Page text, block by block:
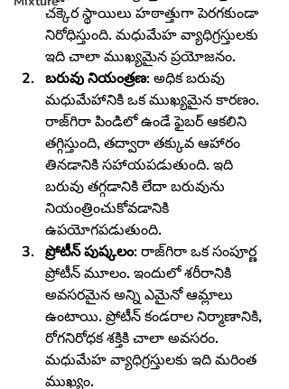
చక్కెర స్థాయిలు హఠాత్తుగా పెరగకుండా
నిరోధిస్తుంది. మధుమేహ వ్యాధిగ్రస్తులకు
ఇది చాలా ముఖ్యమైన ప్రయోజనం.
బరువు నియంత్రణ: అధిక బరువు
మధుమేహానికి ఒక ముఖ్యమైన కారణం.
రాజ్‌గిరా పిండిలో ఉండే ఫైబర్ ఆకలిని
తగ్గిస్తుంది, తద్వారా తక్కువ ఆహారం
తినడానికి సహాయపడుతుంది. ఇది
బరువు తగ్గడానికి లేదా బరువును
నియంత్రించుకోవడానికి
ఉపయోగపడుతుంది.
ప్రోటీన్ పుష్కలం: రాజ్‌గిరా ఒక సంపూర్ణ
ప్రోటీన్ మూలం. ఇందులో శరీరానికి
అవసరమైన అన్ని ఎమైనో ఆమ్లాలు
ఉంటాయి. ప్రోటీన్ కండరాల నిర్మాణానికి,
రోగనిరోధక శక్తికి చాలా అవసరం.
మధుమేహ వ్యాధిగ్రస్తులకు ఇది మరింత
ముఖ్యం.